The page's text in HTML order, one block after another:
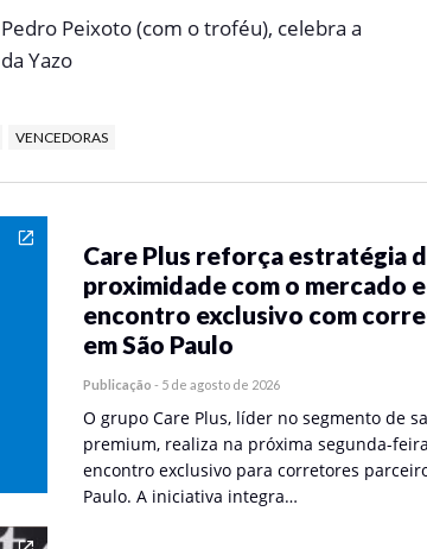
Peixoto (com o troféu), celebra a
Yazo
VENCEDORAS
Care Plus reforça estratégia
proximidade com o mercado
encontro exclusivo com
em São Paulo
Publicação - 5 de agosto de 2026
O grupo Care Plus, líder no segmento de
premium, realiza na próxima segunda-
encontro exclusivo para corretores
Paulo. A iniciativa integra…